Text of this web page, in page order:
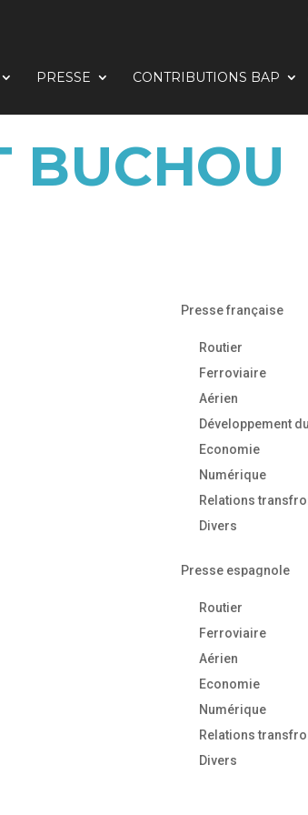
PRESSE CONTRIBUTIONS BAP
BUCHOU
Presse française
Routier
Ferroviaire
Aérien
Développement
Economie
Numérique
Relations
Divers
Presse espagnole
Routier
Ferroviaire
Aérien
Economie
Numérique
Relations
Divers